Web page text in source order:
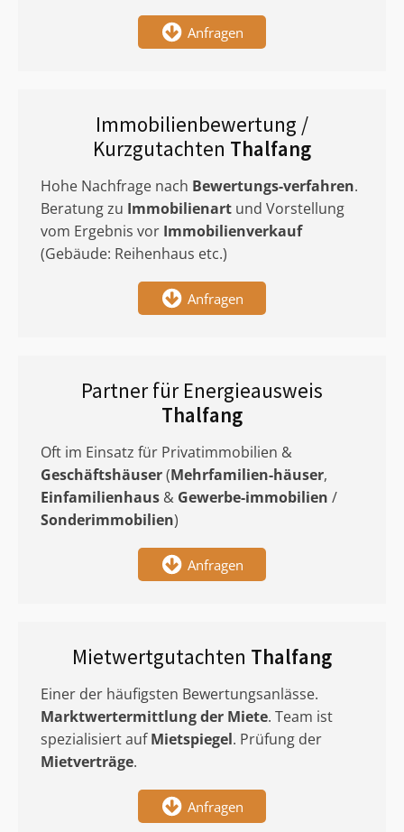
Anfragen
Immobilienbewertung /
Kurzgutachten Thalfang
Hohe Nachfrage nach Bewertungs-verfahren.
Beratung zu Immobilienart und Vorstellung
vom Ergebnis vor Immobilienverkauf
(Gebäude: Reihenhaus etc.)
Anfragen
Partner für Energieausweis
Thalfang
Oft im Einsatz für Privatimmobilien &
Geschäftshäuser(Mehrfamilien-häuser,
Einfamilienhaus & Gewerbe-immobilien /
Sonderimmobilien)
Anfragen
Mietwertgutachten Thalfang
Einer der häufigsten Bewertungsanlässe.
Marktwertermittlungder Miete. Team ist
spezialisiert aufMietspiegel. Prüfung der
Mietverträge.
Anfragen